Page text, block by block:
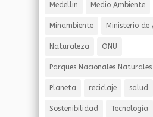
Medellin Medio Ambiente
Minambiente Ministerio de
Naturaleza ONU
Parques Nacionales
Planeta reciclaje salud
Sostenibilidad Tecnología